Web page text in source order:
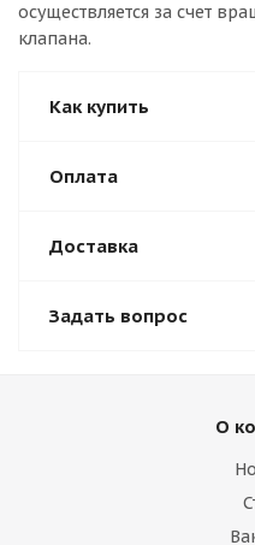
осуществляется за счет
клапана.
Как купить
Оплата
Доставка
Задать вопрос
О